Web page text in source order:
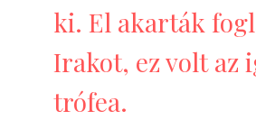
ki. El akarták
Irakot, ez volt az
trófea.